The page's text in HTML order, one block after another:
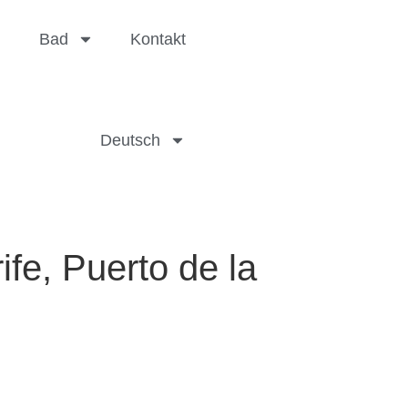
Bad Kontakt
Deutsch
Puerto de la